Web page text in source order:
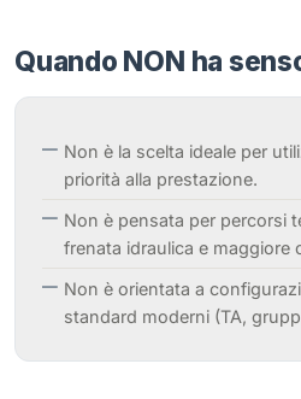
Quando NON ha
Non è la scelta ideale per
priorità alla prestazione.
Non è pensata per percorsi
frenata idraulica e maggiore
Non è orientata a
standard moderni (TA,